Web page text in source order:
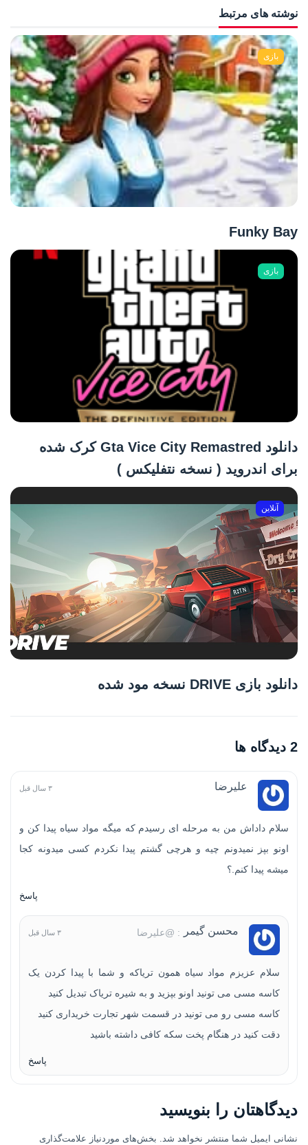
نوشته های مرتبط
بازی
Funky Bay
بازی
دانلود Gta Vice City Remastred کرک شده
برای اندروید ( نسخه نتفلیکس )
آنلاین
دانلود بازی DRIVE نسخه مود شده
2 دیدگاه ها
علیرضا ۳ سال قبل
سلام داداش من به مرحله ای رسیدم که میگه مواد سیاه پیدا کن و
اونو بپز نمیدونم چیه و هرچی گشتم پیدا نکردم کسی میدونه کجا
میشه پیدا کنم.؟
پاسخ
محسن گیمر : @علیرضا ۳ سال قبل
سلام عزیزم مواد سیاه همون تریاکه و شما با پیدا کردن یک
کاسه مسی می تونید اونو بپزید و به شیره تریاک تبدیل کنید
کاسه مسی رو می تونید در قسمت شهر تجارت خریداری کنید
دقت کنید در هنگام پخت سکه کافی داشته باشید
پاسخ
دیدگاهتان را بنویسید
نشانی ایمیل شما منتشر نخواهد شد. بخش‌های موردنیاز علامت‌گذاری